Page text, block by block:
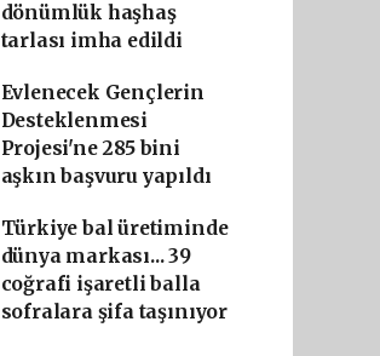
dönümlük haşhaş
tarlası imha edildi
Evlenecek Gençlerin
Desteklenmesi
Projesi'ne 285 bini
aşkın başvuru yapıldı
Türkiye bal üretiminde
dünya markası... 39
coğrafi işaretli balla
sofralara şifa taşınıyor